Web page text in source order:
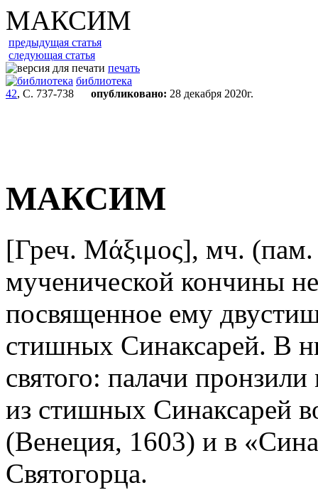
МАКСИМ
предыдущая статья
следующая статья
печать
библиотека
42, С. 737-738 опубликовано: 28 декабря 2020г.
МАКСИМ
[Греч. Μάξιμος], мч.
мученической кончины
посвященное ему
стишных Синаксарей. В
святого: палачи
из стишных Синаксарей
(Венеция, 1603) и в
Святогорца.